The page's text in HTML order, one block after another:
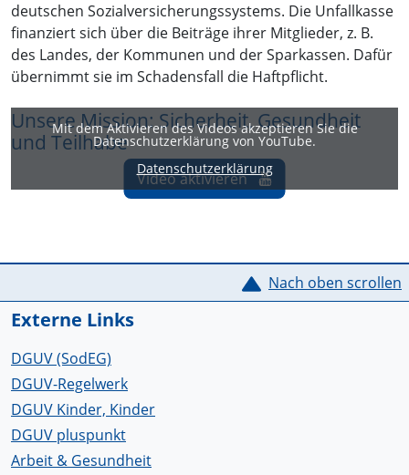
deutschen Sozialversicherungssystems. Die Unfallkasse
finanziert sich über die Beiträge ihrer Mitglieder, z. B.
des Landes, der Kommunen und der Sparkassen. Dafür
übernimmt sie im Schadensfall die Haftpflicht.
Unsere Mission: Sicherheit, Gesundheit
und Teilhabe
Video aktivieren
Mit dem Aktivieren des Videos akzeptieren Sie die
Datenschutzerklärung von YouTube.
Datenschutzerklärung
Service Informationen Nach oben scrollen
Externe Links
DGUV (SodEG)
DGUV-Regelwerk
DGUV Kinder, Kinder
DGUV pluspunkt
Arbeit & Gesundheit